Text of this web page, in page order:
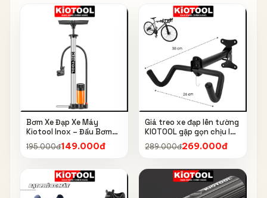
Bơm Xe Đạp Xe Máy
Kiotool Inox – Đầu Bơm
Thông Minh, Kèm Bơm
Bóng, Đồng Hồ 160 PSI
195.000đ149.000đ
Giá treo xe đạp lên tường
KIOTOOL gập gọn chịu lực
cao kèm móc treo mũ bảo
hiểm
289.000đ269.000đ